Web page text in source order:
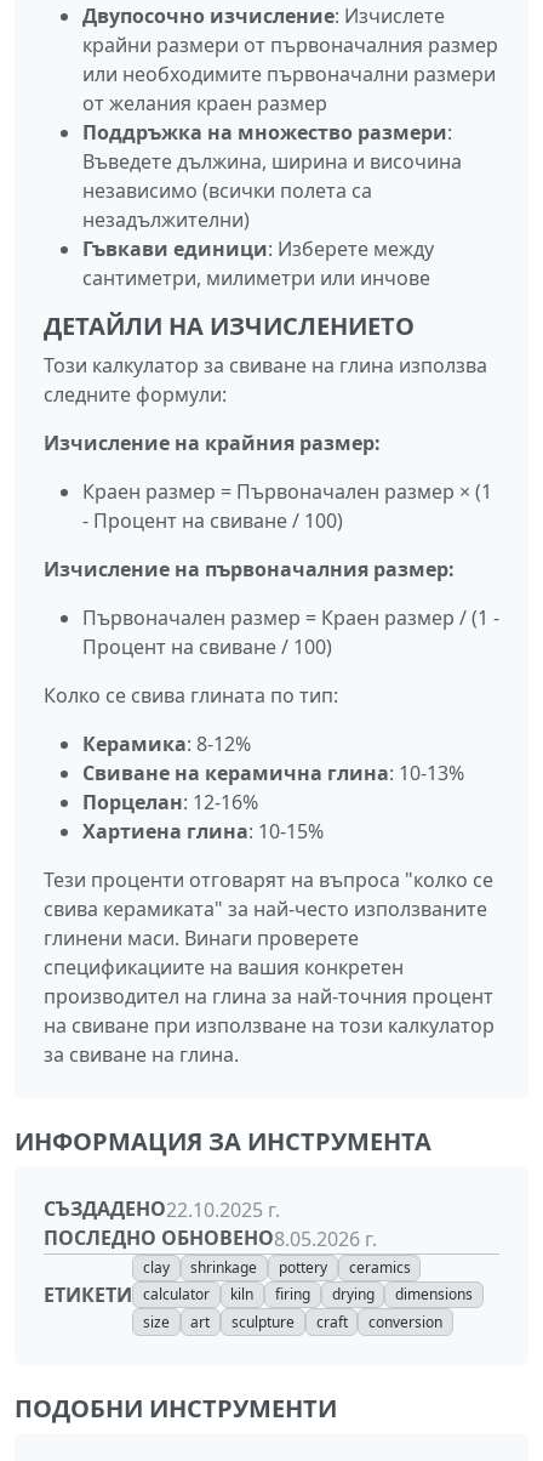
Двупосочно изчисление: Изчислете
крайни размери от първоначалния размер
или необходимите първоначални размери
от желания краен размер
Поддръжка на множество размери:
Въведете дължина, ширина и височина
независимо (всички полета са
незадължителни)
Гъвкави единици: Изберете между
сантиметри, милиметри или инчове
ДЕТАЙЛИ НА ИЗЧИСЛЕНИЕТО
Този калкулатор за свиване на глина използва
следните формули:
Изчисление на крайния размер:
Краен размер = Първоначален размер × (1
- Процент на свиване / 100)
Изчисление на първоначалния размер:
Първоначален размер = Краен размер / (1 -
Процент на свиване / 100)
Колко се свива глината по тип:
Керамика: 8-12%
Свиване на керамична глина: 10-13%
Порцелан: 12-16%
Хартиена глина: 10-15%
Тези проценти отговарят на въпроса "колко се
свива керамиката" за най-често използваните
глинени маси. Винаги проверете
спецификациите на вашия конкретен
производител на глина за най-точния процент
на свиване при използване на този калкулатор
за свиване на глина.
ИНФОРМАЦИЯ ЗА ИНСТРУМЕНТА
СЪЗДАДЕНО22.10.2025 г.
ПОСЛЕДНО ОБНОВЕНО8.05.2026 г.
ЕТИКЕТИ
clay shrinkage pottery
ceramics
calculator
kiln firing drying
dimensions
size
art sculpture craft conversion
ПОДОБНИ ИНСТРУМЕНТИ